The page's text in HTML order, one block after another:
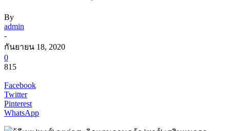
By
admin
-
กันยายน 18, 2020
0
815
Facebook
Twitter
Pinterest
WhatsApp